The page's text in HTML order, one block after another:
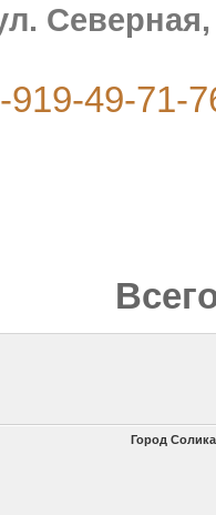
919-49-71-
Город